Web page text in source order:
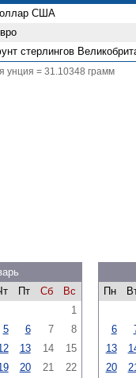
США
стерлингов
унция = 31.10348 грамм
Пт Сб
Вс
1
5 6 7
8
13 14
15
20 21
22
Пн
6
13
20
21